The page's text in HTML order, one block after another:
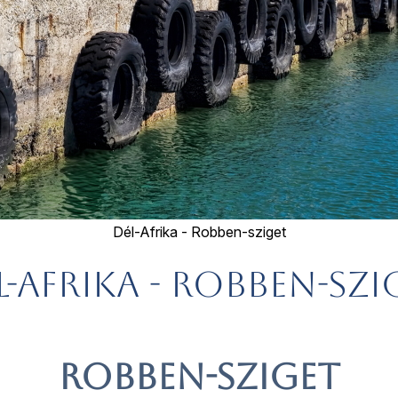
Dél-Afrika - Robben-sziget
Afrika - Robben-
Robben-sziget